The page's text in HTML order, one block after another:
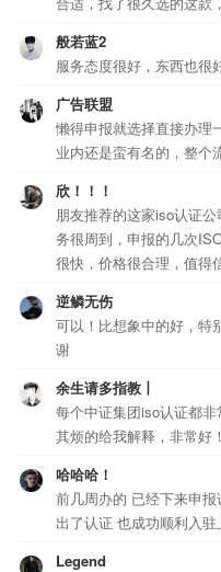
般若蓝2
服务态度很好，东西也很
广告联盟
懒得申报就选择直接办理
业内还是蛮有名的，整个
欣！！！
朋友推荐的这家iso认证
务很周到，申报的几次
很快，价格很合理，值得
逆鳞无伤
可以！比想象中的好，特
谢
余生请多指教丨
每个中证集团iso认证都
其烦的给我解释，非常好
哈哈哈！
前几周办的 已经下来申
出了认证 也成功顺利入
Legend